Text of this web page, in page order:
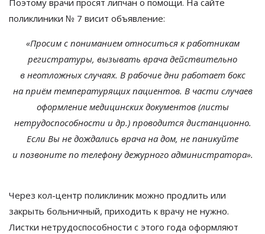
Поэтому врачи просят липчан о помощи. На сайте
поликлиники № 7 висит объявление:
«Просим с пониманием относиться к работникам
регистратуры, вызывать врача действительно
в неотложных случаях. В рабочие дни работает бокс
на приём температурящих пациентов. В части случаев
оформление медицинских документов (листы
нетрудоспособности и др.) проводится дистанционно.
Если Вы не дождались врача на дом, не паникуйте
и позвоните по телефону дежурного администратора».
Через кол-центр поликлиник можно продлить или
закрыть больничный, приходить к врачу не нужно.
Листки нетрудоспособности с этого года оформляют